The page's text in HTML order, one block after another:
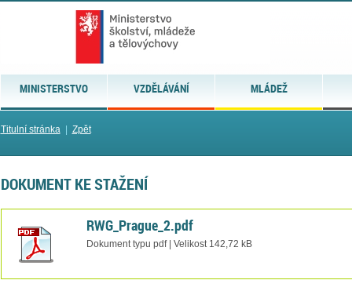
MINISTERSTVO VZDĚLÁVÁNÍ MLÁDEŽ
Titulní stránka| Zpět
DOKUMENT KE STAŽENÍ
RWG_Prague_2.pdf
Dokument typu pdf | Velikost 142,72 kB